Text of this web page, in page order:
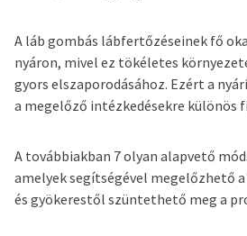
A láb gombás lábfertőzéseinek fő
nyáron, mivel ez tökéletes
gyors elszaporodásához. Ezért a
a megelőző intézkedésekre különös
A továbbiakban 7 olyan alapvető
amelyek segítségével megelőzhető
és gyökerestől szüntethető meg a